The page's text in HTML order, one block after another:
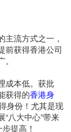
主流方式之一，
前获得香港公司
成本低。获批
获得的香港身
身份！尤其是现
八大中心”带来
提高！